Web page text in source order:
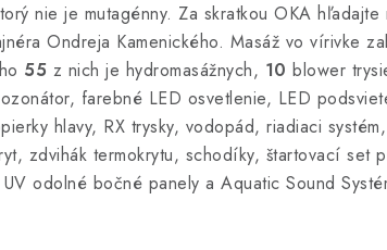
nie je mutagénny. Za skratkou OKA hľadajte
Ondreja Kamenického. Masáž vo vírivke
55 z nich je hydromasážnych, 10 blower
farebné LED osvetlenie, LED
hlavy, RX trysky, vodopád, riadiaci
zdvihák termokrytu, schodíky, štartovací set
odolné bočné panely a Aquatic Sound